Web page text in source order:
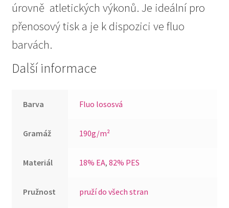
úrovně atletických výkonů. Je ideální pro
přenosový tisk a je k dispozici ve fluo
barvách.
Další informace
Barva Fluo lososvá
Gramáž 190g/m²
Materiál 18% EA,82% PES
Pružnost pruží do všech stran